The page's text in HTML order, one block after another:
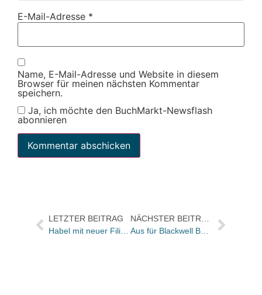
E-Mail-Adresse *
Name, E-Mail-Adresse und Website in diesem
Browser für meinen nächsten Kommentar
speichern.
Ja, ich möchte den BuchMarkt-Newsflash
abonnieren
LETZTER BEITRAG
Habel mit neuer Filiale in Mainz – Eröffnung am 13.2.